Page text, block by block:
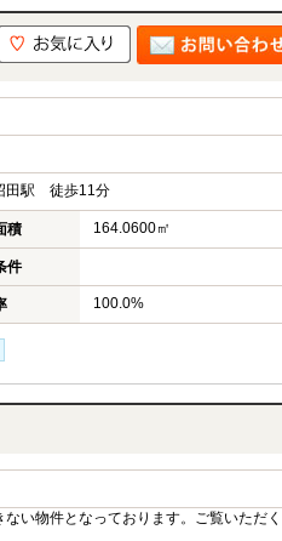
田駅 徒歩11分
積 164.0600㎡
件
100.0%
い物件となっております。ご覧いただく